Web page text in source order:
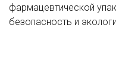
фармацевтической
безопасность и